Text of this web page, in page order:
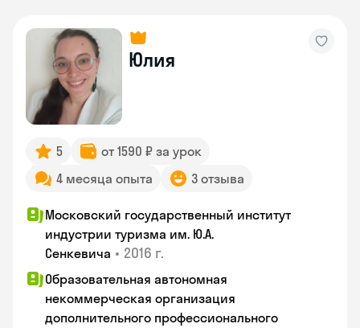
Юлия
5
от 1590 ₽ за урок
4 месяца опыта
3 отзыва
Московский государственный институт
индустрии туризма им. Ю.А.
Сенкевича • 2016 г.
Образовательная автономная
некоммерческая организация
дополнительного профессионального